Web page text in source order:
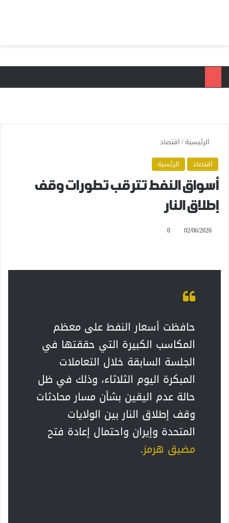
الرئيسية/اقتصاد
اقتصاد
الرئسية
أسواق النفط تترقب تطورات وقف
إطلاق النار
02/06/2026
0
حافظت أسعار النفط على معظم
المكاسب الكبيرة التي حققتها في
الجلسة السابقة خلال التعاملات
المبكرة اليوم الثلاثاء، وذلك في ظل
حالة عدم اليقين بشأن مسار محادثات
وقف إطلاق النار بين الولايات
المتحدة وإيران واحتمال إعادة فتح
مضيق هرمز.